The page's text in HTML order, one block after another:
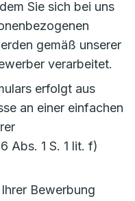
Sie sich bei uns
gemäß unserer
verarbeitet.
erfolgt aus
an einer einfachen
Abs. 1 S. 1 lit. f)
Bewerbung